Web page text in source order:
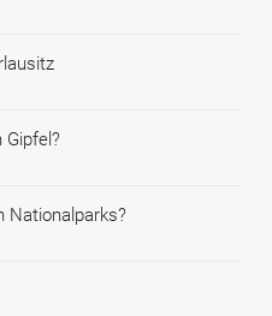
Gipfel?
Nationalparks?